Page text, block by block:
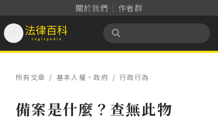
關於我們 作者群
法律百科 Legispedia
所有文章 / 基本人權‧政府 / 行政行為
備案是什麼？查無此物